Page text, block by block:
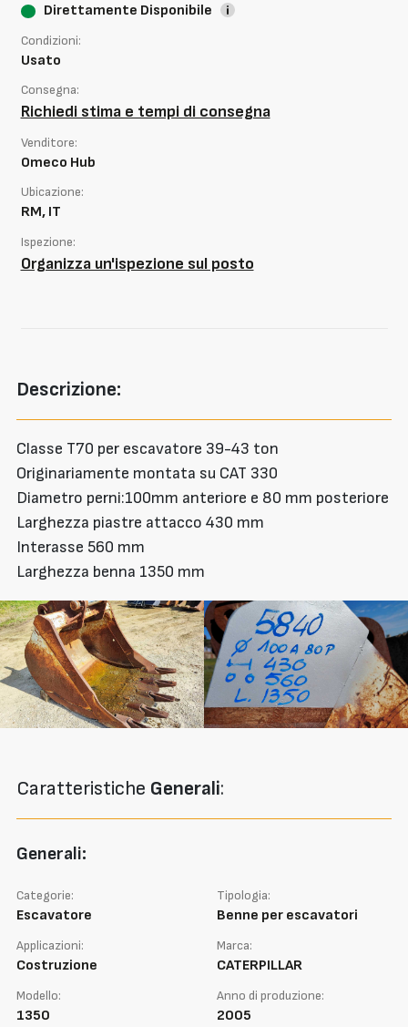
Descrizione:
Classe T70 per escavatore 39-43 ton
Originariamente montata su CAT 330
Diametro perni:100mm anteriore e 80 mm posteriore
Larghezza piastre attacco 430 mm
Interasse 560 mm
Larghezza benna 1350 mm
Caratteristiche Generali:
Generali:
Categorie:
Escavatore
Tipologia:
Benne per escavatori
Applicazioni:
Costruzione
Marca:
CATERPILLAR
Modello:
1350
Anno di produzione:
2005
Direttamente Disponibile
Condizioni:
Usato
Consegna:
Richiedi stima e tempi di consegna
Venditore:
Omeco Hub
Ubicazione:
RM, IT
Ispezione:
Organizza un'ispezione sul posto